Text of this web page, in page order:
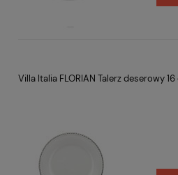
Villa Italia FLORIAN Talerz deserowy 16